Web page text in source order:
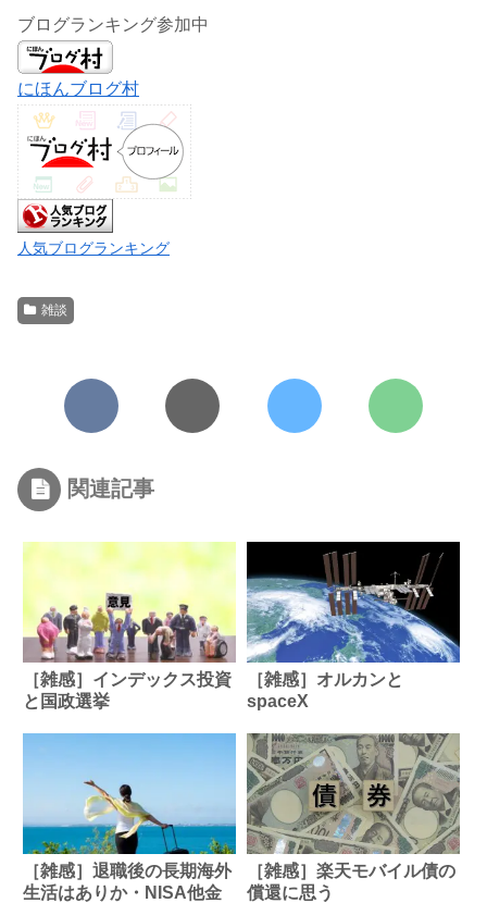
ブログランキング参加中
にほんブログ村
人気ブログランキング
雑談
関連記事
［雑感］インデックス投資
と国政選挙
［雑感］オルカンと
spaceX
［雑感］退職後の長期海外
生活はありか・NISA他金
［雑感］楽天モバイル債の
償還に思う